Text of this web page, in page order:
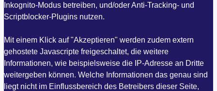
Inkognito-Modus betreiben, und/oder Anti-Tracking- und
Scriptblocker-Plugins nutzen.
Mit einem Klick auf "Akzeptieren" werden zudem extern
gehostete Javascripte freigeschaltet, die weitere
Informationen, wie beispielsweise die IP-Adresse an Dritte
weitergeben können. Welche Informationen das genau sind
liegt nicht im Einflussbereich des Betreibers dieser Seite,